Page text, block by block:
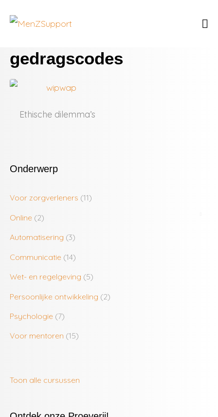
gedragscodes
Ethische dilemma’s
Onderwerp
Voor zorgverleners (11)
Online (2)
Automatisering (3)
Communicatie (14)
Wet- en regelgeving (5)
Persoonlijke ontwikkeling (2)
Psychologie (7)
Voor mentoren (15)
Toon alle cursussen